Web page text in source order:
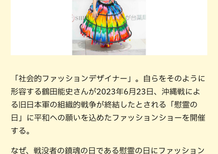
「社会的ファッションデザイナー」。自らをそのように
形容する鶴田能史さんが2023年6月23日、沖縄戦によ
る旧日本軍の組織的戦争が終結したとされる「慰霊の
日」に平和への願いを込めたファッションショーを開催
する。
なぜ、戦没者の鎮魂の日である慰霊の日にファッション